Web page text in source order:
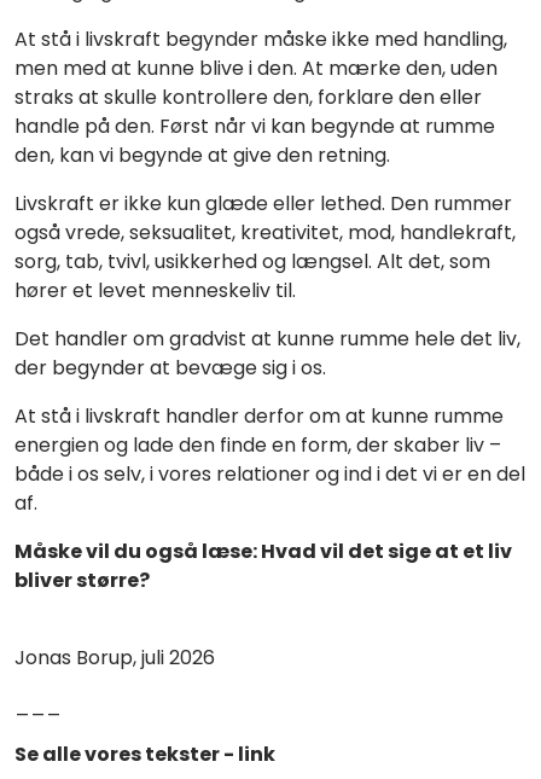
At stå i livskraft begynder måske ikke med handling,
men med at kunne blive i den. At mærke den, uden
straks at skulle kontrollere den, forklare den eller
handle på den. Først når vi kan begynde at rumme
den, kan vi begynde at give den retning.
Livskraft er ikke kun glæde eller lethed. Den rummer
også vrede, seksualitet, kreativitet, mod, handlekraft,
sorg, tab, tvivl, usikkerhed og længsel. Alt det, som
hører et levet menneskeliv til.
Det handler om gradvist at kunne rumme hele det liv,
der begynder at bevæge sig i os.
At stå i livskraft handler derfor om at kunne rumme
energien og lade den finde en form, der skaber liv –
både i os selv, i vores relationer og ind i det vi er en del
af.
Måske vil du også læse:Hvad vil det sige at et liv
bliver større?
Jonas Borup, juli 2026
Se alle vores tekster - link